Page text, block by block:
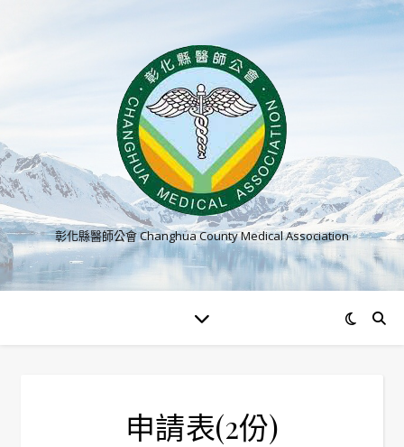
彰化縣醫師公會 Changhua County Medical Association
申請表(2份)